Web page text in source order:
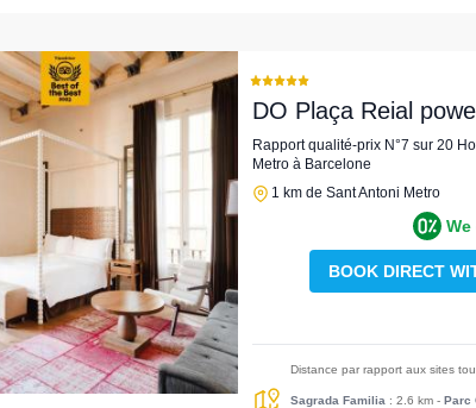
DO Plaça Reial
Rapport qualité-prix N°7 sur 20
Metro à Barcelone
1 km de Sant Antoni Metro
BOOK DIRECT
Distance par rapport aux sites
Sagrada Familia : 2.6 km-Parc